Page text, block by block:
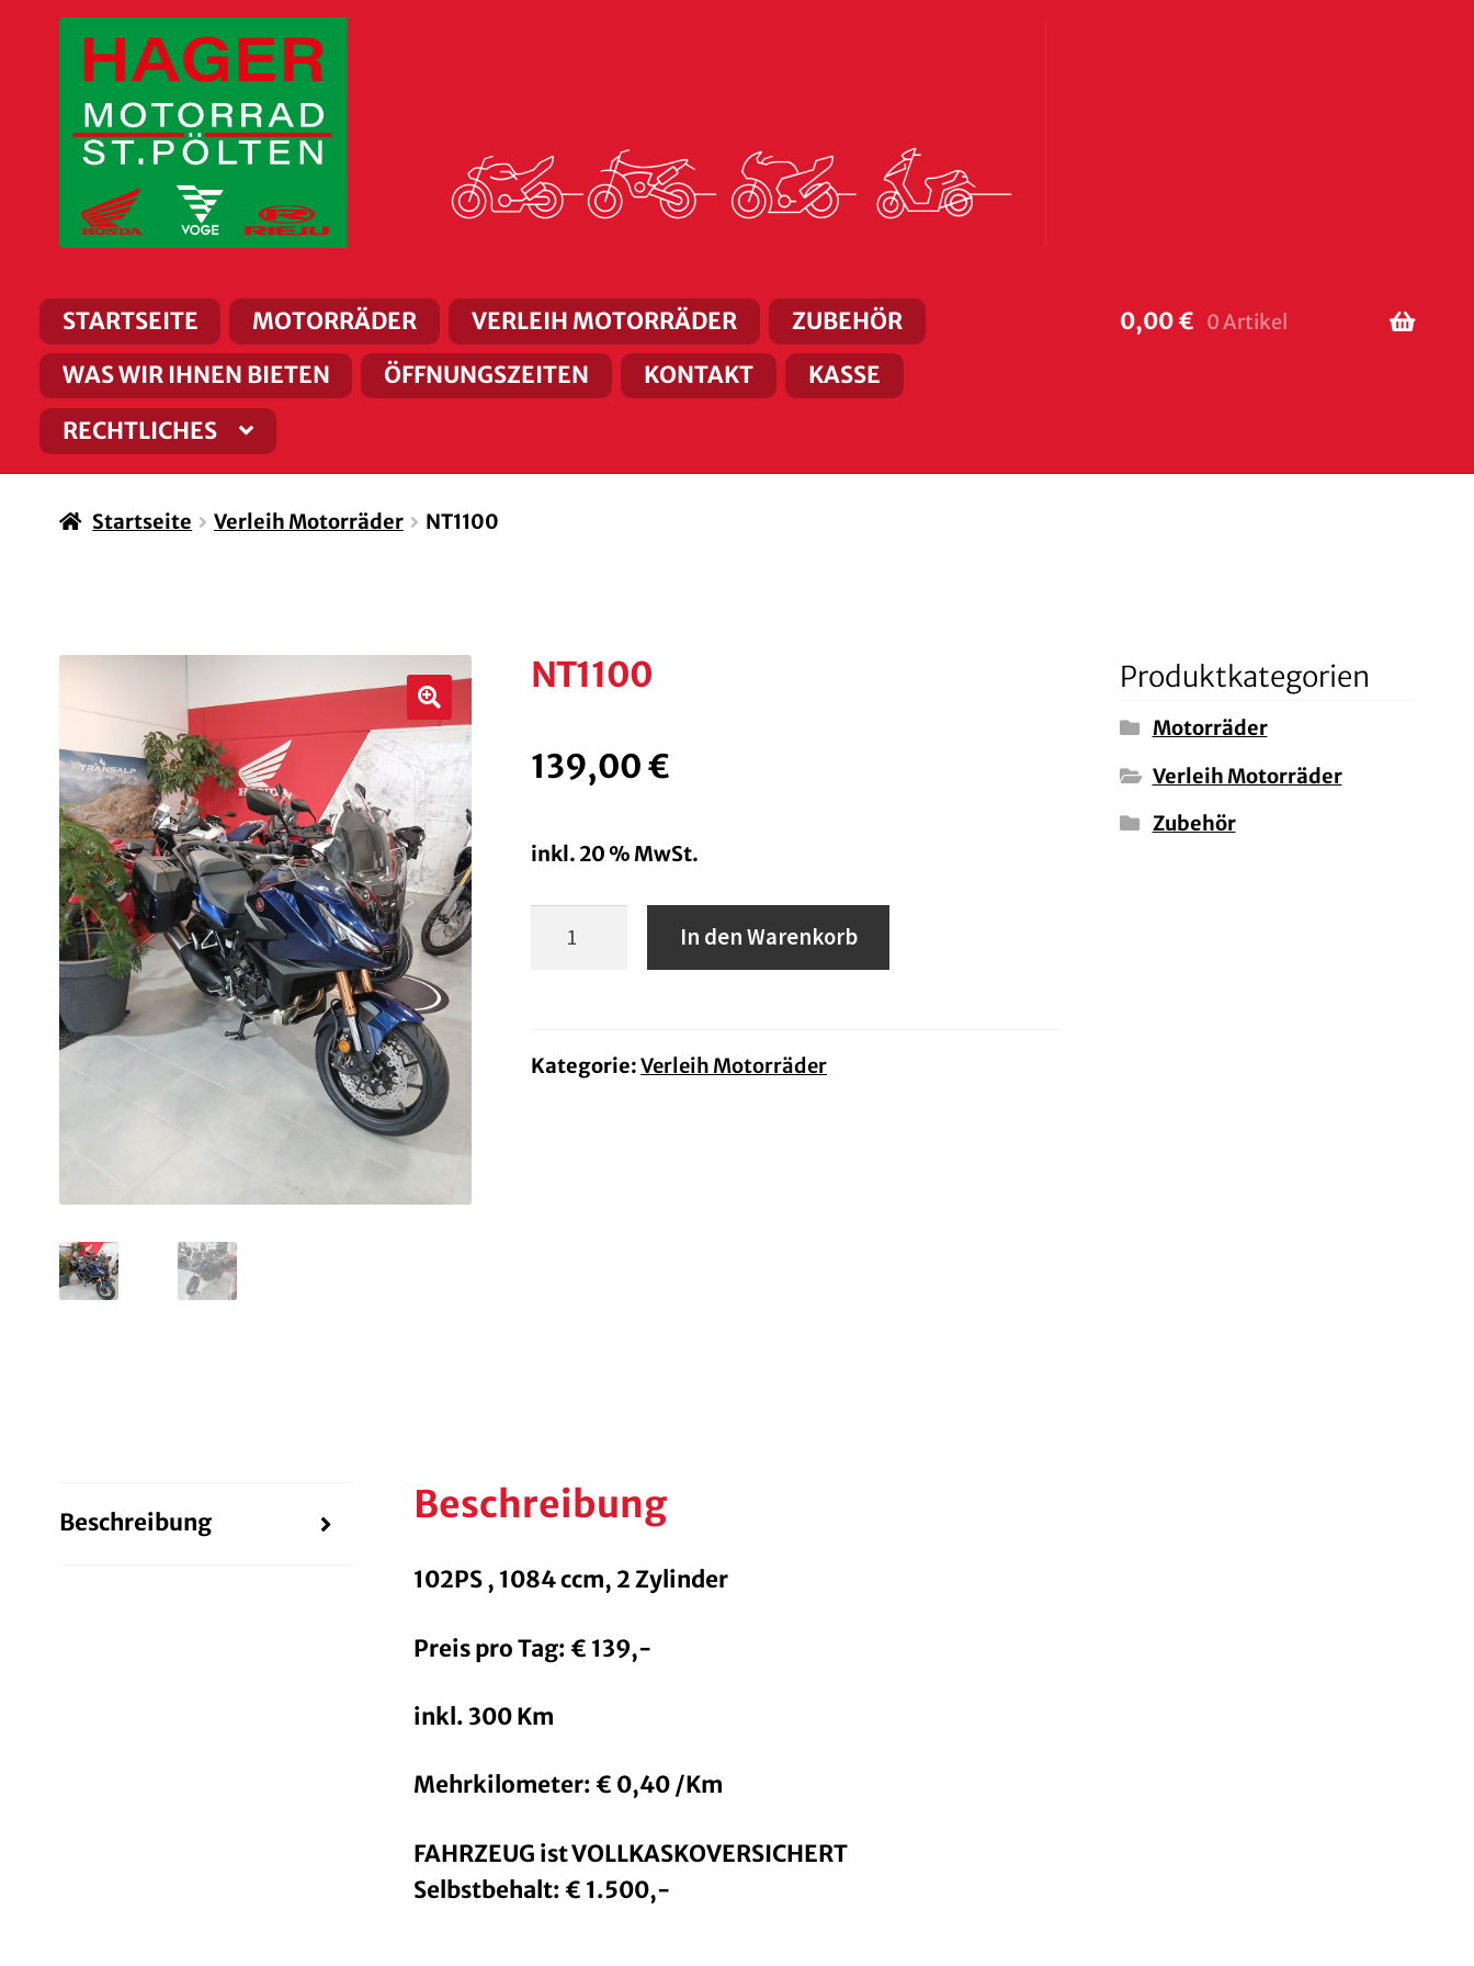
Zur
Navigation
springen
Zum
Inhalt
springen
STARTSEITE MOTORRÄDER VERLEIH MOTORRÄDER
ZUBEHÖR
WAS WIR IHNEN BIETEN
ÖFFNUNGSZEITEN KONTAKT
KASSE
RECHTLICHES
0,00€ 0 Artikel
Startseite Verleih Motorräder NT1100
🔍
NT1100
139,00€
inkl. 20 % MwSt.
In den Warenkorb
Kategorie:Verleih Motorräder
Beschreibung Beschreibung
102PS , 1084 ccm, 2 Zylinder
Preis pro Tag: € 139,-
inkl. 300 Km
Mehrkilometer: € 0,40 /Km
FAHRZEUG ist VOLLKASKOVERSICHERT
Selbstbehalt: € 1.500,-
Produktkategorien
Motorräder
Verleih Motorräder
Zubehör